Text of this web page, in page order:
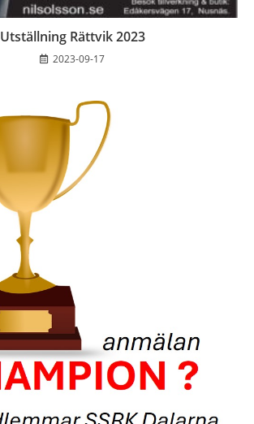
Utställning Rättvik 2023
2023-09-17